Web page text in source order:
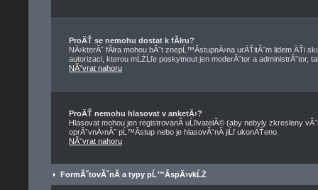
ProÄŤ se nemohu dostat k fĂłru?
NÄ›kterĂˇ fĂłra mohou bĂ˝t znepĹ™Ă­stupnÄ›na urÄŤitĂ˝m lidem
autorizaci, kterou mĹŻĹľe poskytnout jen moderĂˇtor a administrĂˇtor,
NĂˇvrat nahoru
ProÄŤ nemohu hlasovat v anketÄ›?
Hlasovat mohou jen registrovanĂ­ uĹľivatelĂ© (aby nebyly zkresleny
oprĂˇvnÄ›nĂ˝ pĹ™Ă­stup nebo je hlasovĂˇnĂ­ jiĹľ ukonÄŤeno.
NĂˇvrat nahoru
FormĂˇtovĂˇnĂ­ a typy pĹ™Ă­spÄ›vkĹŻ